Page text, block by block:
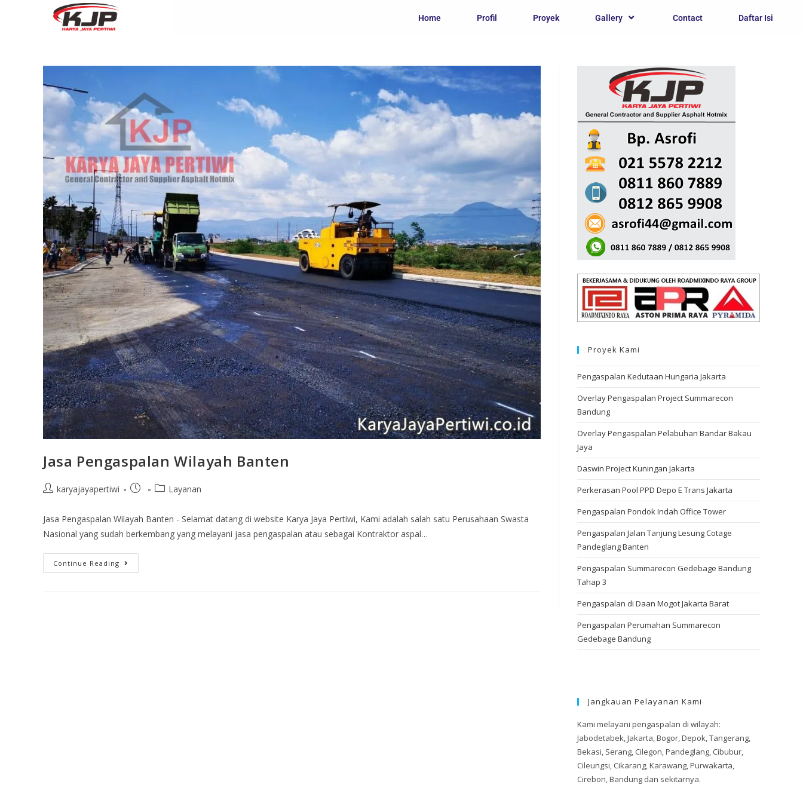
Home Profil Proyek Gallery Contact Daftar Isi
Jasa Pengaspalan Wilayah Banten
karyajayapertiwi Layanan
Jasa Pengaspalan Wilayah Banten - Selamat datang di website Karya Jaya Pertiwi, Kami adalah salah satu Perusahaan Swasta
Nasional yang sudah berkembang yang melayani jasa pengaspalan atau sebagai Kontraktor aspal…
Continue Reading
Proyek Kami
Pengaspalan Kedutaan Hungaria Jakarta
Overlay Pengaspalan Project Summarecon
Bandung
Overlay Pengaspalan Pelabuhan Bandar Bakau
Jaya
Daswin Project Kuningan Jakarta
Perkerasan Pool PPD Depo E Trans Jakarta
Pengaspalan Pondok Indah Office Tower
Pengaspalan Jalan Tanjung Lesung Cotage
Pandeglang Banten
Pengaspalan Summarecon Gedebage Bandung
Tahap 3
Pengaspalan di Daan Mogot Jakarta Barat
Pengaspalan Perumahan Summarecon
Gedebage Bandung
Jangkauan Pelayanan Kami
Kami melayani pengaspalan di wilayah:
Jabodetabek, Jakarta, Bogor, Depok, Tangerang,
Bekasi, Serang, Cilegon, Pandeglang, Cibubur,
Cileungsi, Cikarang, Karawang, Purwakarta,
Cirebon, Bandung dan sekitarnya.